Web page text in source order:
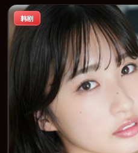
节与人物弧光的观众完整观看。
韩剧